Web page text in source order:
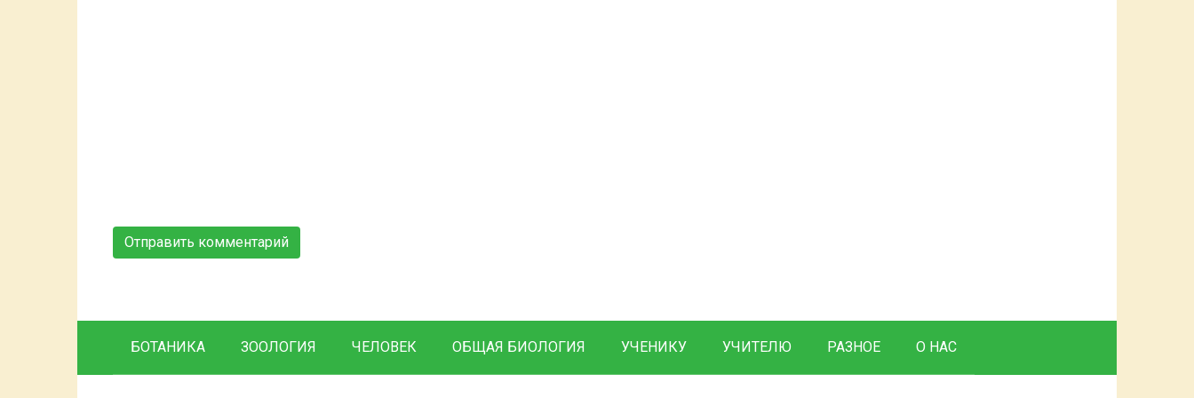
БОТАНИКА ЗООЛОГИЯ ЧЕЛОВЕК ОБЩАЯ БИОЛОГИЯ УЧЕНИКУ УЧИТЕЛЮ РАЗНОЕ О НАС